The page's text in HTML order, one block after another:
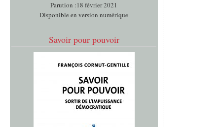
Parution :18 février 2021
Disponible en version numérique
Savoir pour pouvoir